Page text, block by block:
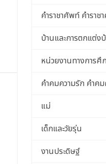
คำราชาศัพท์ คำราช
บ้านและการตกแต่ง
หน่วยงานทางการศึ
คำคมความรัก คำค
แม่
เด็กและวัยรุ่น
งานประดิษฐ์